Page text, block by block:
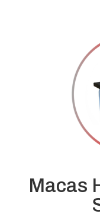
Macas